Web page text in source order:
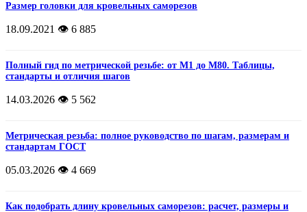
Размер головки для кровельных саморезов
18.09.2021 👁️ 6 885
Полный гид по метрической резьбе: от М1 до М80. Таблицы,
стандарты и отличия шагов
14.03.2026 👁️ 5 562
Метрическая резьба: полное руководство по шагам, размерам и
стандартам ГОСТ
05.03.2026 👁️ 4 669
Как подобрать длину кровельных саморезов: расчет, размеры и